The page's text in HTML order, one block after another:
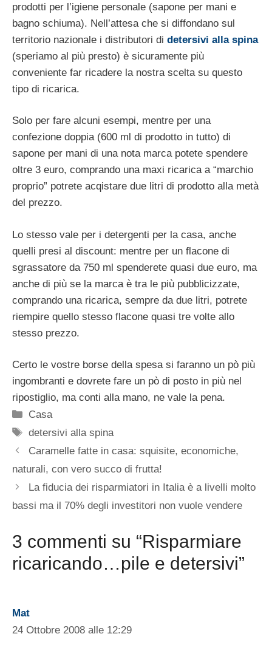
prodotti per l’igiene personale (sapone per mani e
bagno schiuma). Nell’attesa che si diffondano sul
territorio nazionale i distributori di detersivi alla spina
(speriamo al più presto) è sicuramente più
conveniente far ricadere la nostra scelta su questo
tipo di ricarica.
Solo per fare alcuni esempi, mentre per una
confezione doppia (600 ml di prodotto in tutto) di
sapone per mani di una nota marca potete spendere
oltre 3 euro, comprando una maxi ricarica a “marchio
proprio” potrete acqistare due litri di prodotto alla metà
del prezzo.
Lo stesso vale per i detergenti per la casa, anche
quelli presi al discount: mentre per un flacone di
sgrassatore da 750 ml spenderete quasi due euro, ma
anche di più se la marca è tra le più pubblicizzate,
comprando una ricarica, sempre da due litri, potrete
riempire quello stesso flacone quasi tre volte allo
stesso prezzo.
Certo le vostre borse della spesa si faranno un pò più
ingombranti e dovrete fare un pò di posto in più nel
ripostiglio, ma conti alla mano, ne vale la pena.
Categorie
Casa
Tag
detersivi alla spina
Caramelle fatte in casa: squisite, economiche,
naturali, con vero succo di frutta!
La fiducia dei risparmiatori in Italia è a livelli molto
bassi ma il 70% degli investitori non vuole vendere
3 commenti su “Risparmiare
ricaricando…pile e detersivi”
Mat
24 Ottobre 2008 alle 12:29